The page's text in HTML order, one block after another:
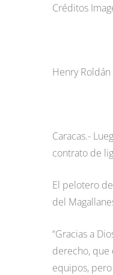
Créditos
Henry
Caracas.-
contrato de
El pelotero
del
“Gracias a
derecho, que
equipos,